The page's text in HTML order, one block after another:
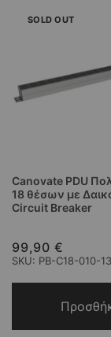
SOLD OUT
Canovate PDU
18 θέσων με
Circuit Breaker
99,90 €
SKU: PB-C18-010-